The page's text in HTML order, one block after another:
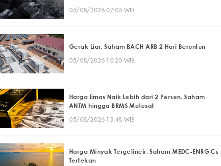
05/08/2026 07:05 WIB
Gerak Liar, Saham BACH ARB 2 Hari Beruntun
05/08/2026 10:20 WIB
Harga Emas Naik Lebih dari 2 Persen, Saham
ANTM hingga BRMS Melesat
05/08/2026 13:48 WIB
Harga Minyak Tergelincir, Saham MEDC-ENRG Cs
Tertekan